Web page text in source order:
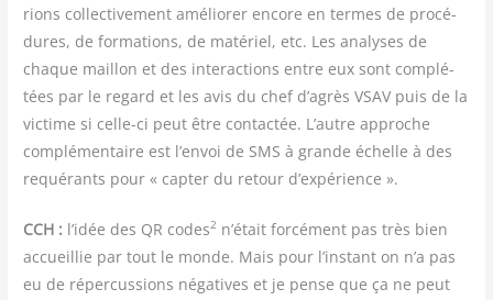
rions col­lec­ti­ve­ment amé­lio­rer encore en termes de pro­cé­
dures, de for­ma­tions, de maté­riel, etc. Les ana­lyses de
chaque maillon et des inter­ac­tions entre eux sont com­plé­
tées par le regard et les avis du chef d’agrès VSAV puis de la
vic­time si celle-ci peut être contac­tée. L’autre approche
com­plé­men­taire est l’envoi de SMS à grande échelle à des
requé­rants pour « cap­ter du retour d’expérience ».
CCH : l’idée des QR codes2 n’était for­cé­ment pas très bien
accueillie par tout le monde. Mais pour l’instant on n’a pas
eu de réper­cus­sions néga­tives et je pense que ça ne peut